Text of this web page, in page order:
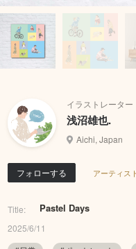
イラストレーター
浅沼雄也.
Aichi, Japan
フォローする アーティス
Title: Pastel Days
2025/6/11